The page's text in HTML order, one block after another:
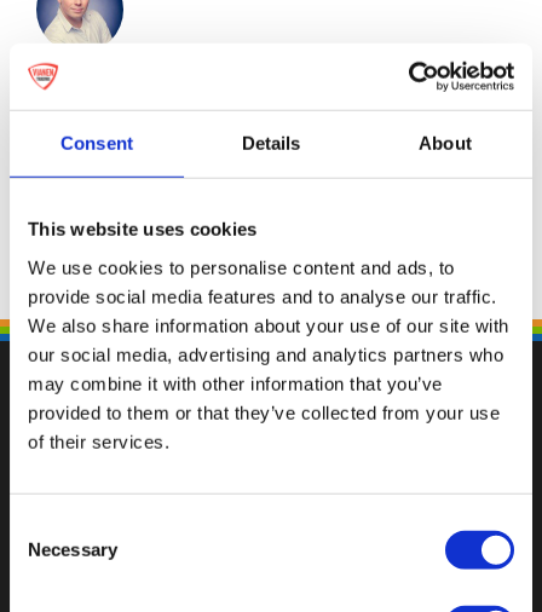
Consent Details About
This website uses cookies
We use cookies to personalise content and ads, to
provide social media features and to analyse our traffic.
We also share information about your use of our site with
our social media, advertising and analytics partners who
may combine it with other information that you’ve
provided to them or that they’ve collected from your use
of their services.
Selection
Necessary